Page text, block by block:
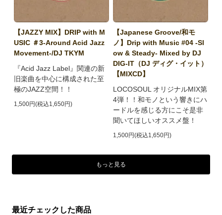
【JAZZY MIX】DRIP with M
USIC ＃3-Around Acid Jazz
Movement-/DJ TKYM
『Acid Jazz Label』関連の新
旧楽曲を中心に構成された至
極のJAZZ空間！！
1,500円(税込1,650円)
【Japanese Groove/和モ
ノ】Drip with Music #04 -Sl
ow & Steady- Mixed by DJ
DIG-IT（DJ ディグ・イット）
【MIXCD】
LOCOSOUL オリジナルMIX第
4弾！！和モノという響きにハ
ードルを感じる方にこそ是非
聞いてほしいオススメ盤！
1,500円(税込1,650円)
もっと見る
最近チェックした商品